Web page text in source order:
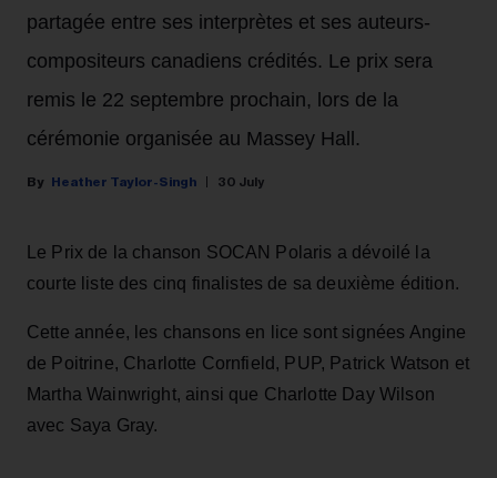
partagée entre ses interprètes et ses auteurs-
compositeurs canadiens crédités. Le prix sera
remis le 22 septembre prochain, lors de la
cérémonie organisée au Massey Hall.
Heather Taylor-Singh 30 July
Le Prix de la chanson SOCAN Polaris a dévoilé la
courte liste des cinq finalistes de sa deuxième édition.
Cette année, les chansons en lice sont signées Angine
de Poitrine, Charlotte Cornfield, PUP, Patrick Watson et
Martha Wainwright, ainsi que Charlotte Day Wilson
avec Saya Gray.